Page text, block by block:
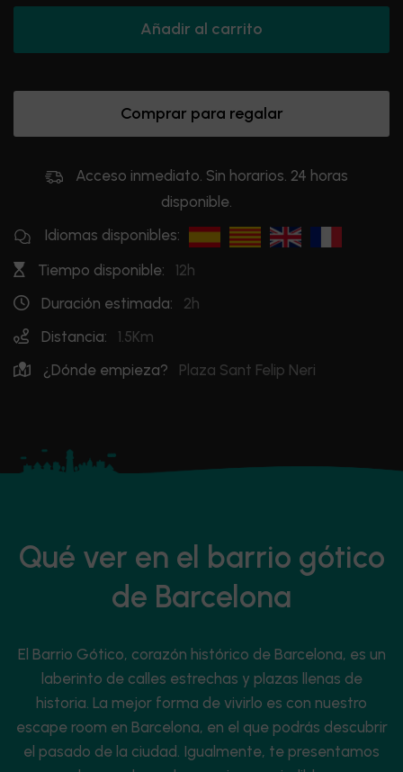
Añadir al carrito
Comprar para regalar
Acceso inmediato. Sin horarios. 24 horas
disponible.
Idiomas disponibles:
Tiempo disponible:
12h
Duración estimada:
2h
Distancia:
1.5Km
¿Dónde empieza?
Plaza Sant Felip Neri
Qué ver en el barrio gótico
de Barcelona
El Barrio Gótico, corazón histórico de Barcelona, es un
laberinto de calles estrechas y plazas llenas de
historia. La mejor forma de vivirlo es con nuestro
escape room en Barcelona, en el que podrás descubrir
el pasado de la ciudad. Igualmente, te presentamos